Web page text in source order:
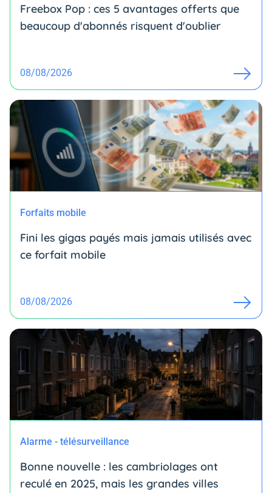
Freebox Pop : ces 5 avantages offerts que
beaucoup d'abonnés risquent d'oublier
08/08/2026
Forfaits mobile
Fini les gigas payés mais jamais utilisés avec
ce forfait mobile
08/08/2026
Alarme - télésurveillance
Bonne nouvelle : les cambriolages ont
reculé en 2025, mais les grandes villes